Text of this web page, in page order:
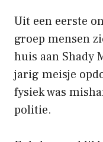
Uit een eerste
groep mensen
huis aan Shady
jarig meisje
fysiek was
politie.